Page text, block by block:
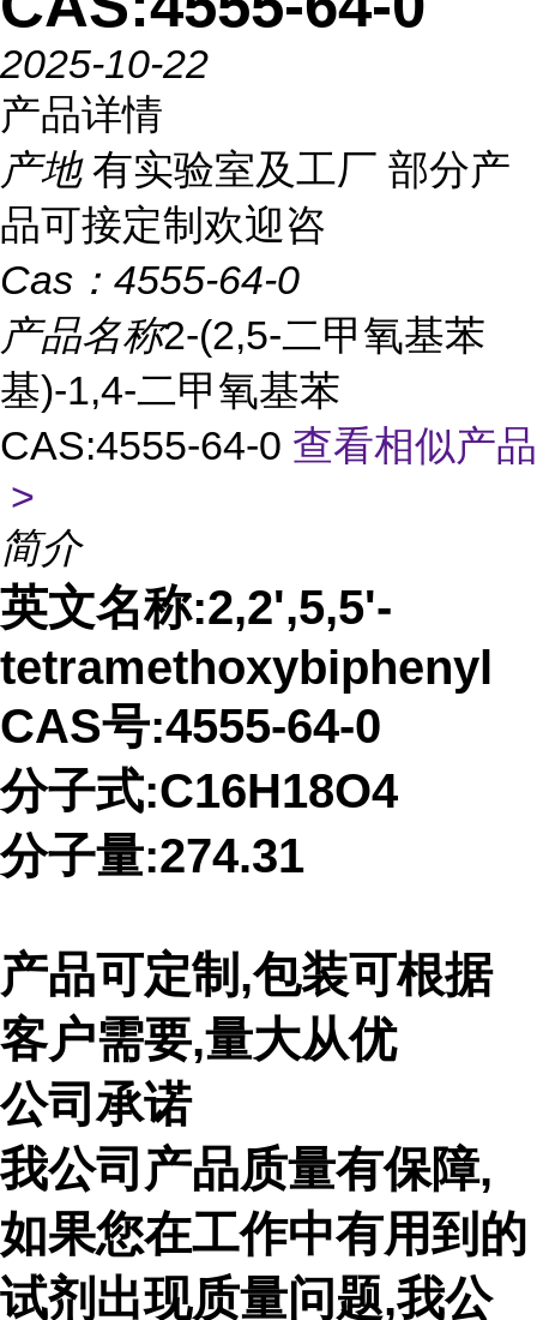
2025-10-22
产品详情
产地 有实验室及工厂 部分产
品可接定制欢迎咨
Cas： 4555-64-0
产品名称2-(2,5-二甲氧基苯
基)-1,4-二甲氧基苯
CAS:4555-64-0 查看相似产品
>
简介
英文名称:2,2',5,5'-
tetramethoxybiphenyl
CAS号:4555-64-0
分子式:C16H18O4
分子量:274.31
产品可定制,包装可根据
客户需要,量大从优
公司承诺
我公司产品质量有保障,
如果您在工作中有用到的
试剂出现质量问题,我公